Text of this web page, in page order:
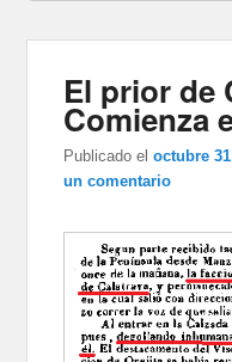
El prior de
Comienza
Publicado el octubre
un comentario